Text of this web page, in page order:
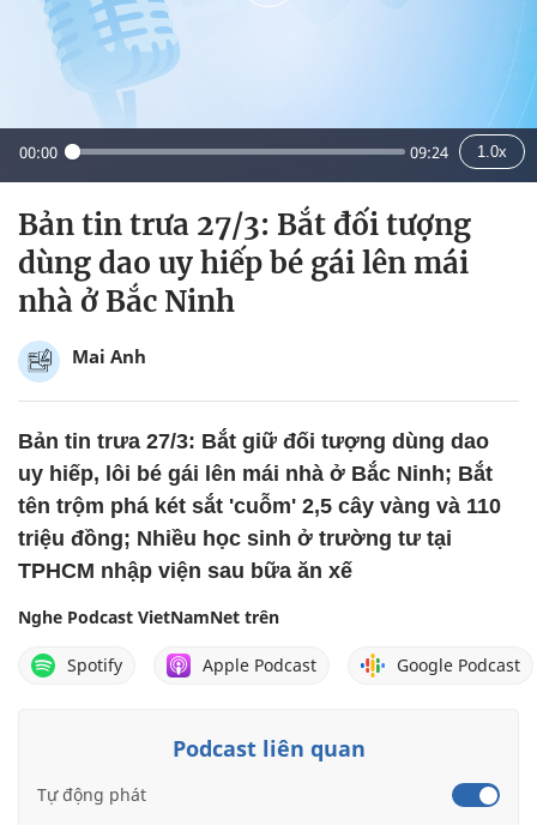
00:00 09:24 1.0x
Bản tin trưa 27/3: Bắt đối tượng
dùng dao uy hiếp bé gái lên mái
nhà ở Bắc Ninh
Mai Anh
Bản tin trưa 27/3: Bắt giữ đối tượng dùng dao
uy hiếp, lôi bé gái lên mái nhà ở Bắc Ninh; Bắt
tên trộm phá két sắt 'cuỗm' 2,5 cây vàng và 110
triệu đồng; Nhiều học sinh ở trường tư tại
TPHCM nhập viện sau bữa ăn xế
Podcast liên quan
Tự động phát
Nghe Podcast VietNamNet trên
Spotify Apple Podcast Google Podcast